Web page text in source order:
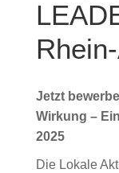
Jetzt
Wirkung –
2025
Die Lokale